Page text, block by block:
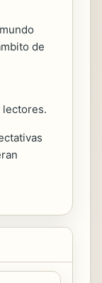
de
lectores.